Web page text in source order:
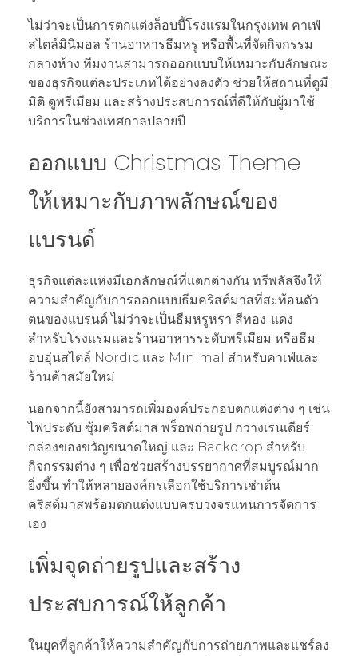
ไม่ว่าจะเป็นการตกแต่งล็อบบี้โรงแรมในกรุงเทพ คาเฟ่
สไตล์มินิมอล ร้านอาหารธีมหรู หรือพื้นที่จัดกิจกรรม
กลางห้าง ทีมงานสามารถออกแบบให้เหมาะกับลักษณะ
ของธุรกิจแต่ละประเภทได้อย่างลงตัว ช่วยให้สถานที่ดูมี
มิติ ดูพรีเมียม และสร้างประสบการณ์ที่ดีให้กับผู้มาใช้
บริการในช่วงเทศกาลปลายปี
ออกแบบ Christmas Theme
ให้เหมาะกับภาพลักษณ์ของ
แบรนด์
ธุรกิจแต่ละแห่งมีเอกลักษณ์ที่แตกต่างกัน ทรีพลัสจึงให้
ความสำคัญกับการออกแบบธีมคริสต์มาสที่สะท้อนตัว
ตนของแบรนด์ ไม่ว่าจะเป็นธีมหรูหรา สีทอง-แดง
สำหรับโรงแรมและร้านอาหารระดับพรีเมียม หรือธีม
อบอุ่นสไตล์ Nordic และ Minimal สำหรับคาเฟ่และ
ร้านค้าสมัยใหม่
นอกจากนี้ยังสามารถเพิ่มองค์ประกอบตกแต่งต่าง ๆ เช่น
ไฟประดับ ซุ้มคริสต์มาส พร็อพถ่ายรูป กวางเรนเดียร์
กล่องของขวัญขนาดใหญ่ และ Backdrop สำหรับ
กิจกรรมต่าง ๆ เพื่อช่วยสร้างบรรยากาศที่สมบูรณ์มาก
ยิ่งขึ้น ทำให้หลายองค์กรเลือกใช้บริการเช่าต้น
คริสต์มาสพร้อมตกแต่งแบบครบวงจรแทนการจัดการ
เอง
เพิ่มจุดถ่ายรูปและสร้าง
ประสบการณ์ให้ลูกค้า
ในยุคที่ลูกค้าให้ความสำคัญกับการถ่ายภาพและแชร์ลง